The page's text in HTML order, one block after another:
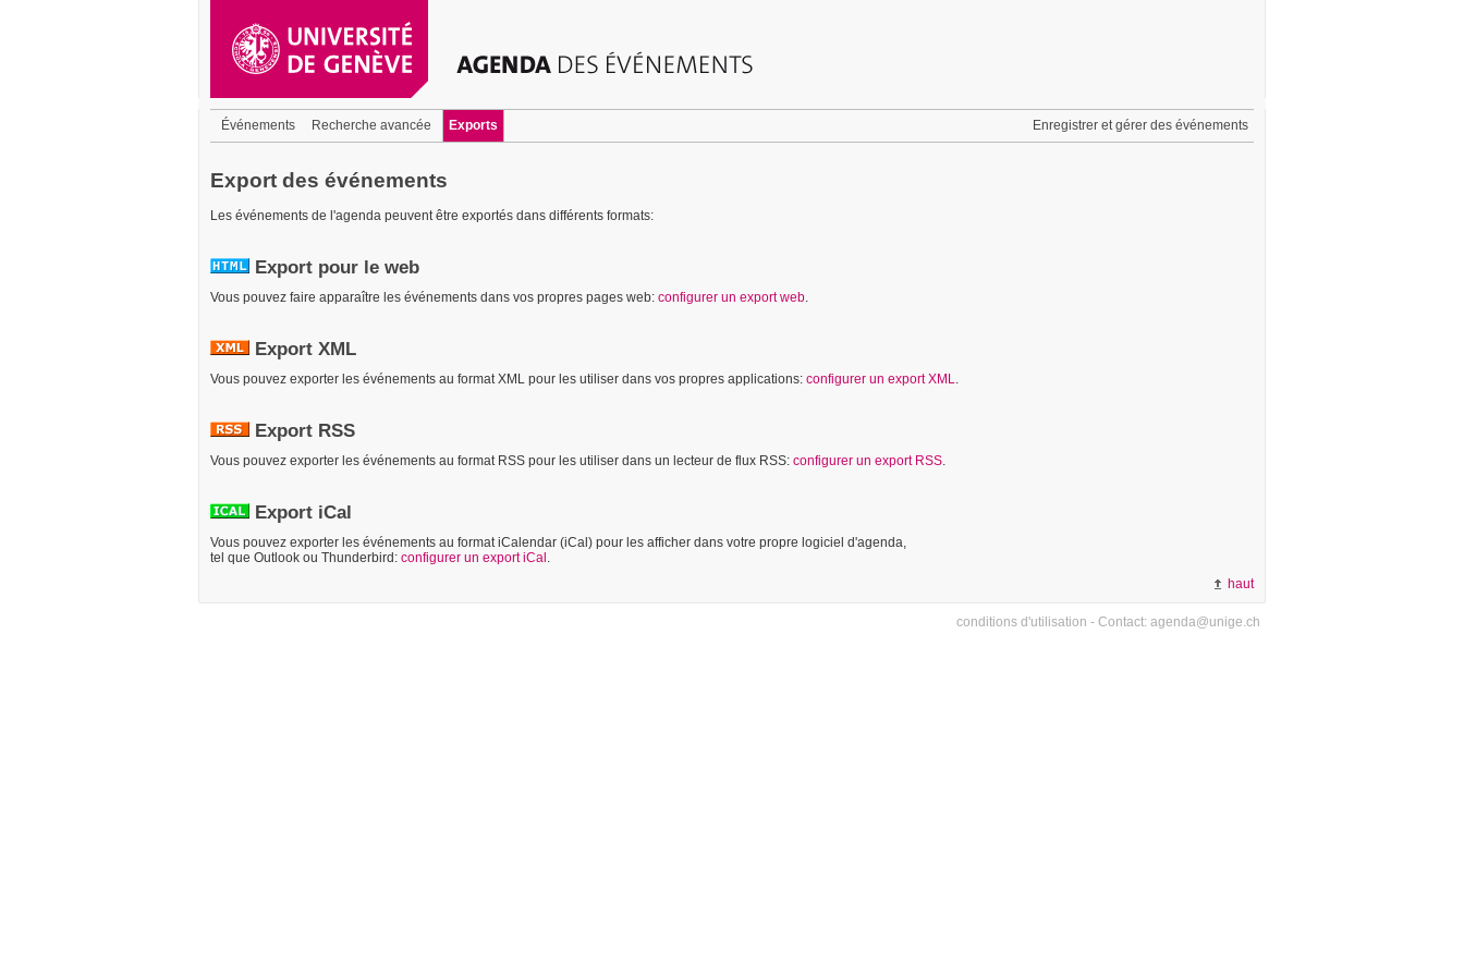
Enregistrer et gérer des événements
Événements Recherche avancée Exports
Export des événements
Les événements de l'agenda peuvent être exportés dans différents formats:
Export pour le web
Vous pouvez faire apparaître les événements dans vos propres pages web: configurer un export web.
Export XML
Vous pouvez exporter les événements au format XML pour les utiliser dans vos propres applications: configurer un export XML.
Export RSS
Vous pouvez exporter les événements au format RSS pour les utiliser dans un lecteur de flux RSS: configurer un export RSS.
Export iCal
Vous pouvez exporter les événements au format iCalendar (iCal) pour les afficher dans votre propre logiciel d'agenda,
tel que Outlook ou Thunderbird: configurer un export iCal .
haut
conditions d'utilisation - Contact: agenda@unige.ch